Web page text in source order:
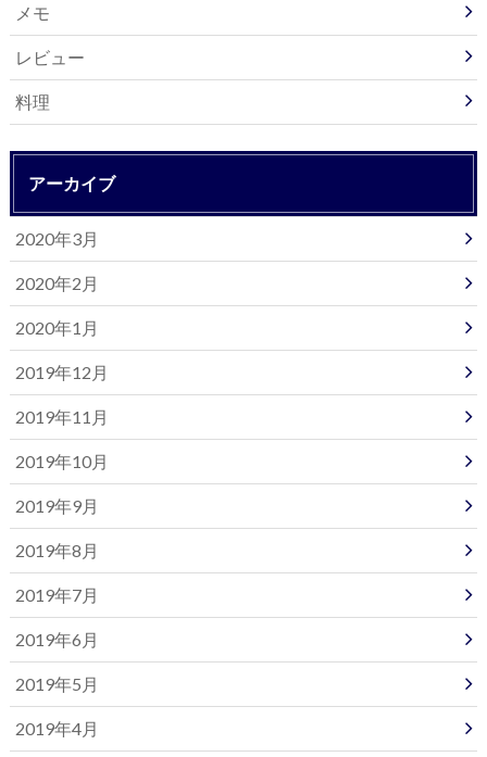
メモ
レビュー
料理
アーカイブ
2020年3月
2020年2月
2020年1月
2019年12月
2019年11月
2019年10月
2019年9月
2019年8月
2019年7月
2019年6月
2019年5月
2019年4月